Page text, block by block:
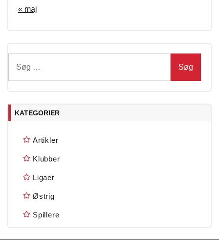
« maj
efter:
KATEGORIER
Artikler
Klubber
Ligaer
Østrig
Spillere